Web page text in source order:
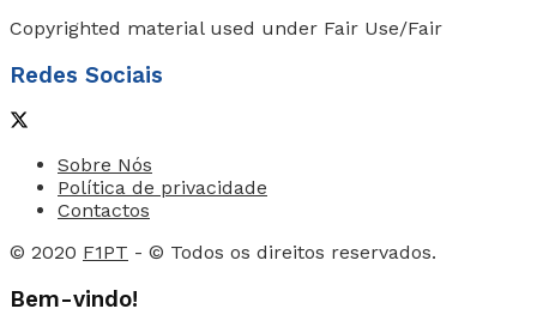
Copyrighted material used under Fair Use/Fair
Redes Sociais
Sobre Nós
Política de privacidade
Contactos
© 2020 F1PT - © Todos os direitos reservados.
Bem-vindo!